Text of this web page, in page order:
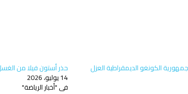
فريق جمهورية الكونغو الديمقراطية العزل حذر أستون فيلا من الغسل
14 يوليو، 2026
في "أخبار الرياضة"